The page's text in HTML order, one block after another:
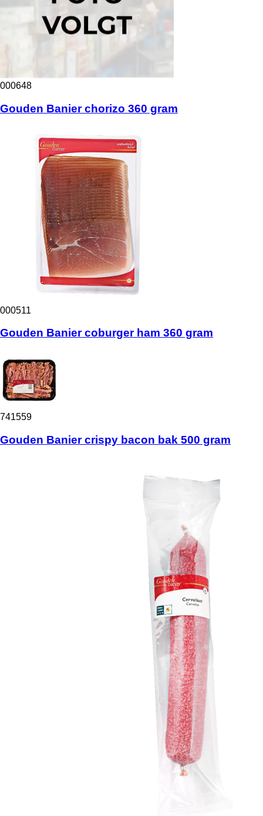
000648
Gouden Banier chorizo 360 gram
000511
Gouden Banier coburger ham 360 gram
741559
Gouden Banier crispy bacon bak 500 gram